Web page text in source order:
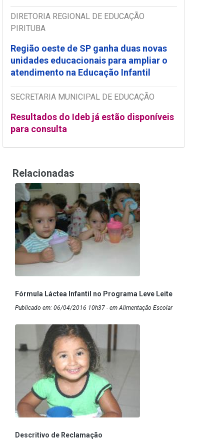
DIRETORIA REGIONAL DE EDUCAÇÃO
PIRITUBA
Região oeste de SP ganha duas novas
unidades educacionais para ampliar o
atendimento na Educação Infantil
SECRETARIA MUNICIPAL DE EDUCAÇÃO
Resultados do Ideb já estão disponíveis
para consulta
Relacionadas
Fórmula Láctea Infantil no Programa Leve Leite
Publicado em: 06/04/2016 10h37 - em Alimentação Escolar
Descritivo de Reclamação